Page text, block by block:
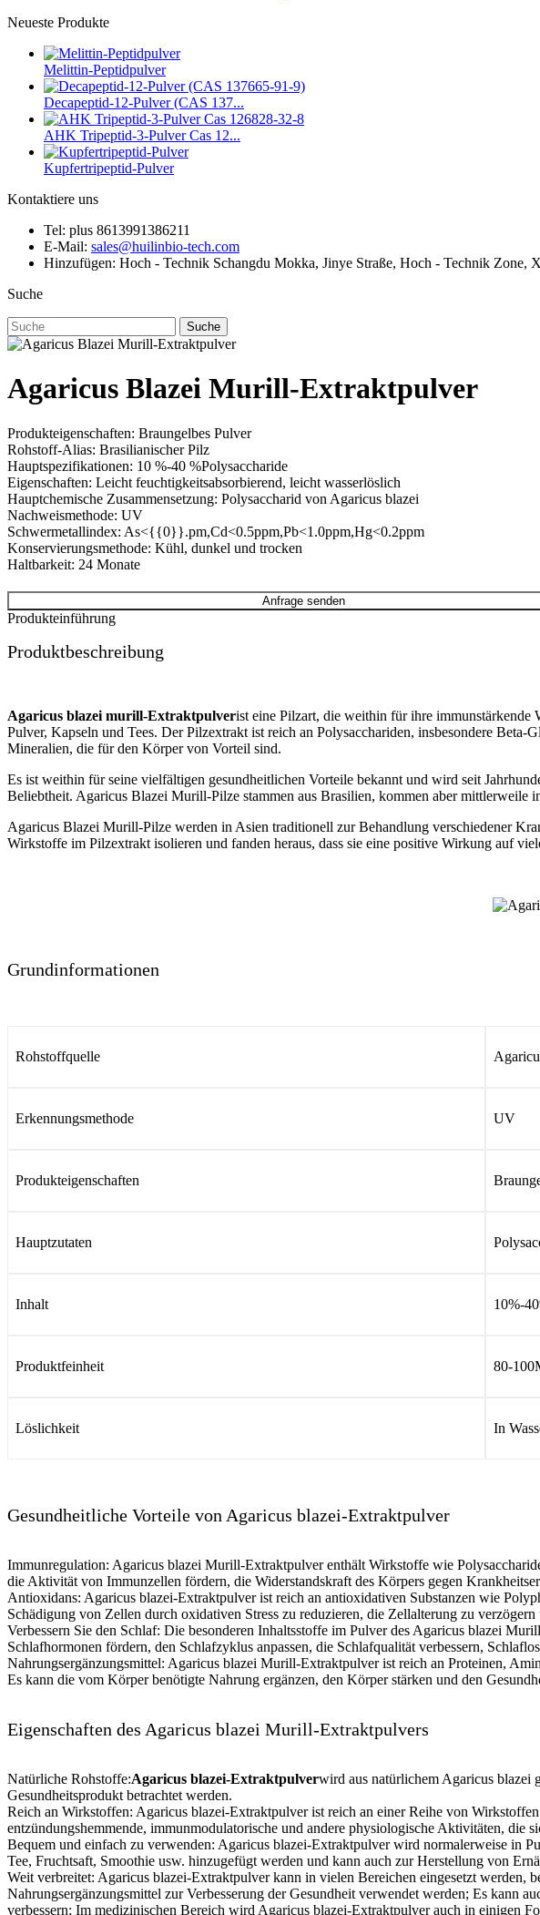
Neueste Produkte
Melittin-Peptidpulver
Decapeptid-12-Pulver (CAS 137...
AHK Tripeptid-3-Pulver Cas 12...
Kupfertripeptid-Pulver
Kontaktiere uns
Tel: plus 8613991386211
E-Mail: sales@huilinbio-tech.com
Hinzufügen: Hoch - Technik Schangdu Mokka, Jinye Straße, Hoch - Technik Zone,
Suche
Suche
Agaricus Blazei Murill-Extraktpulver
Produkteigenschaften: Braungelbes Pulver
Rohstoff-Alias: Brasilianischer Pilz
Hauptspezifikationen: 10 %-40 %Polysaccharide
Eigenschaften: Leicht feuchtigkeitsabsorbierend, leicht wasserlöslich
Hauptchemische Zusammensetzung: Polysaccharid von Agaricus blazei
Nachweismethode: UV
Schwermetallindex: As<{{0}}.pm,Cd<0.5ppm,Pb<1.0ppm,Hg<0.2ppm
Konservierungsmethode: Kühl, dunkel und trocken
Haltbarkeit: 24 Monate
Anfrage senden
Produkteinführung
Produktbeschreibung
Agaricus blazei murill-Extraktpulverist eine Pilzart, die weithin für ihre immunstärkende
Pulver, Kapseln und Tees. Der Pilzextrakt ist reich an Polysacchariden, insbesondere
Mineralien, die für den Körper von Vorteil sind.
Es ist weithin für seine vielfältigen gesundheitlichen Vorteile bekannt und wird seit
Beliebtheit. Agaricus Blazei Murill-Pilze stammen aus Brasilien, kommen aber mittlerweile
Agaricus Blazei Murill-Pilze werden in Asien traditionell zur Behandlung verschiedener
Wirkstoffe im Pilzextrakt isolieren und fanden heraus, dass sie eine positive Wirkung auf
Grundinformationen
Rohstoffquelle
Erkennungsmethode UV
Produkteigenschaften
Hauptzutaten
Inhalt 10%-
Produktfeinheit 80-
Löslichkeit In
Gesundheitliche Vorteile von Agaricus blazei-Extraktpulver
Immunregulation: Agaricus blazei Murill-Extraktpulver enthält Wirkstoffe wie
die Aktivität von Immunzellen fördern, die Widerstandskraft des Körpers gegen
Antioxidans: Agaricus blazei-Extraktpulver ist reich an antioxidativen Substanzen wie
Schädigung von Zellen durch oxidativen Stress zu reduzieren, die Zellalterung zu
Verbessern Sie den Schlaf: Die besonderen Inhaltsstoffe im Pulver des Agaricus blazei
Schlafhormonen fördern, den Schlafzyklus anpassen, die Schlafqualität verbessern,
Nahrungsergänzungsmittel: Agaricus blazei Murill-Extraktpulver ist reich an Proteinen,
Es kann die vom Körper benötigte Nahrung ergänzen, den Körper stärken und den
Eigenschaften des Agaricus blazei Murill-Extraktpulvers
Natürliche Rohstoffe:Agaricus blazei-Extraktpulverwird aus natürlichem Agaricus blazei
Gesundheitsprodukt betrachtet werden.
Reich an Wirkstoffen: Agaricus blazei-Extraktpulver ist reich an einer Reihe von
entzündungshemmende, immunmodulatorische und andere physiologische Aktivitäten, die
Bequem und einfach zu verwenden: Agaricus blazei-Extraktpulver wird normalerweise in
Tee, Fruchtsaft, Smoothie usw. hinzugefügt werden und kann auch zur Herstellung von
Weit verbreitet: Agaricus blazei-Extraktpulver kann in vielen Bereichen eingesetzt werden,
Nahrungsergänzungsmittel zur Verbesserung der Gesundheit verwendet werden; Es kann
verbessern; Im medizinischen Bereich wird Agaricus blazei-Extraktpulver auch in einigen